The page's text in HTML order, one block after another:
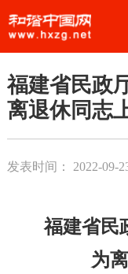
福建省民政
离退休同志
发表时间： 2022-09-
福建省民
为